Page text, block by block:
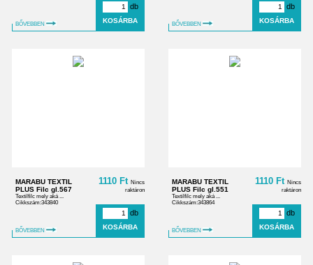
BŐVEBBEN
db
BŐVEBBEN
db
MARABU TEXTIL
PLUS Filc gl.567
Textilfilc mely aká ...
Cikkszám:343840
BŐVEBBEN
1110 Ft Nincs
raktáron
db
MARABU TEXTIL
PLUS Filc gl.551
Textilfilc mely aká ...
Cikkszám:343864
BŐVEBBEN
1110 Ft Nincs
raktáron
db